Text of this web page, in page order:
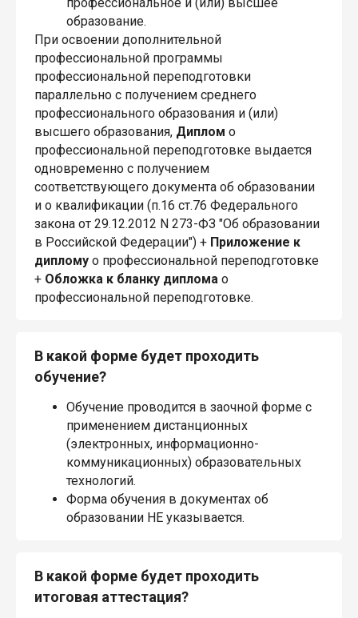
образование.
При освоении дополнительной
профессиональной программы
профессиональной переподготовки
параллельно с получением среднего
профессионального образования и (или)
высшего образования, Диплом о
профессиональной переподготовке выдается
одновременно с получением
соответствующего документа об образовании
и о квалификации (п.16 ст.76 Федерального
закона от 29.12.2012 N 273-ФЗ "Об образовании
в Российской Федерации") + Приложение к
диплому о профессиональной переподготовке
+ Обложка к бланку диплома о
профессиональной переподготовке.
В какой форме будет проходить
обучение?
Обучение проводится в заочной форме с
применением дистанционных
(электронных, информационно-
коммуникационных) образовательных
технологий.
Форма обучения в документах об
образовании НЕ указывается.
В какой форме будет проходить
итоговая аттестация?